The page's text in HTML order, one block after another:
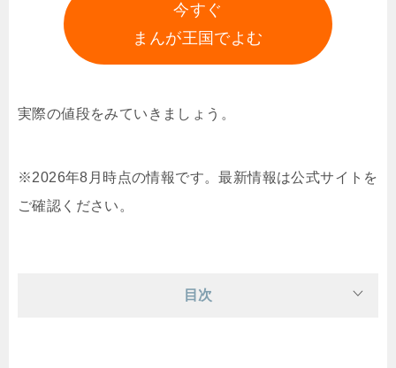
今すぐ
まんが王国でよむ
実際の値段をみていきましょう。
※2026年8月時点の情報です。最新情報は公式サイトを
ご確認ください。
目次